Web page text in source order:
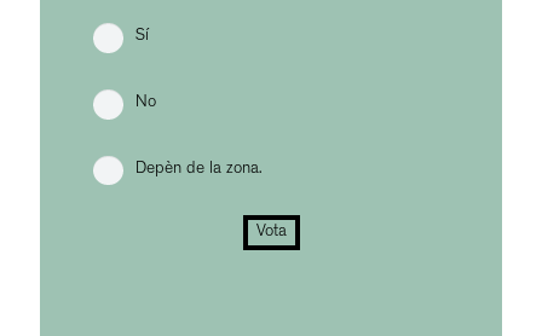
Sí
No
Depèn de la zona.
Vota